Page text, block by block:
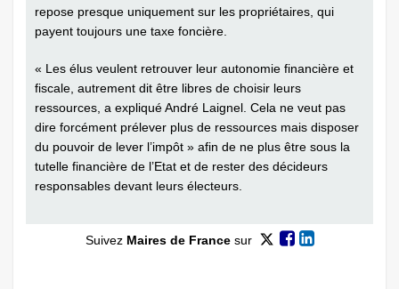
repose presque uniquement sur les propriétaires, qui
payent toujours une taxe foncière.
« Les élus veulent retrouver leur autonomie financière et
fiscale, autrement dit être libres de choisir leurs
ressources, a expliqué André Laignel. Cela ne veut pas
dire forcément prélever plus de ressources mais disposer
du pouvoir de lever l’impôt » afin de ne plus être sous la
tutelle financière de l’Etat et de rester des décideurs
responsables devant leurs électeurs.
Suivez Maires de Francesur